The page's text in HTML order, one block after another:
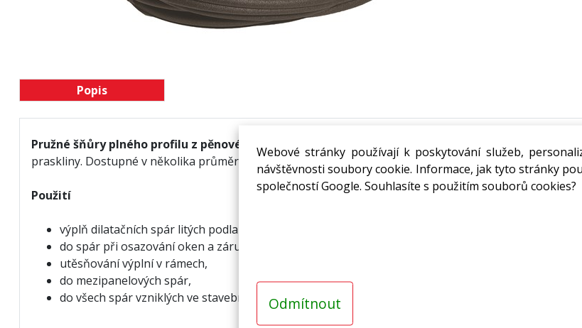
Webové stránky používají k poskytování služeb,
návštěvnosti soubory cookie. Informace, jak tyto stránky
společností Google. Souhlasíte s použitím souborů cookies?
Odmítnout
Popis
Pružné šňůry plného profilu z pěnového polyetylenu pro utěsňování dynamicky namáhaných
praskliny. Dostupné v několika průměrech.
Použití
výplň dilatačních spár litých podlah
do spár při osazování oken a zárubní,
utěsňování výplní v rámech,
do mezipanelových spár,
do všech spár vzniklých ve stavebnictví